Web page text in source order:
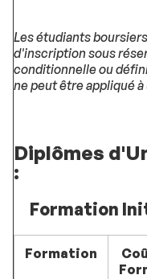
Les étudiants
d'inscription sous
conditionnelle ou
ne peut être appliqué
Diplômes
:
Formation
Formation